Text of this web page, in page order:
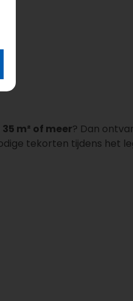
35 m² of meer? Dan
tekorten tijdens het